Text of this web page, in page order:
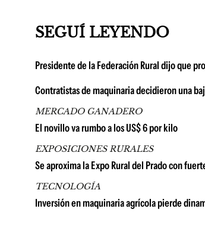
SEGUÍ LEYENDO
Presidente de la Federación Rural dijo que
Contratistas de maquinaria decidieron una
MERCADO GANADERO
El novillo va rumbo a los US$ 6 por kilo
EXPOSICIONES RURALES
Se aproxima la Expo Rural del Prado con
TECNOLOGÍA
Inversión en maquinaria agrícola pierde